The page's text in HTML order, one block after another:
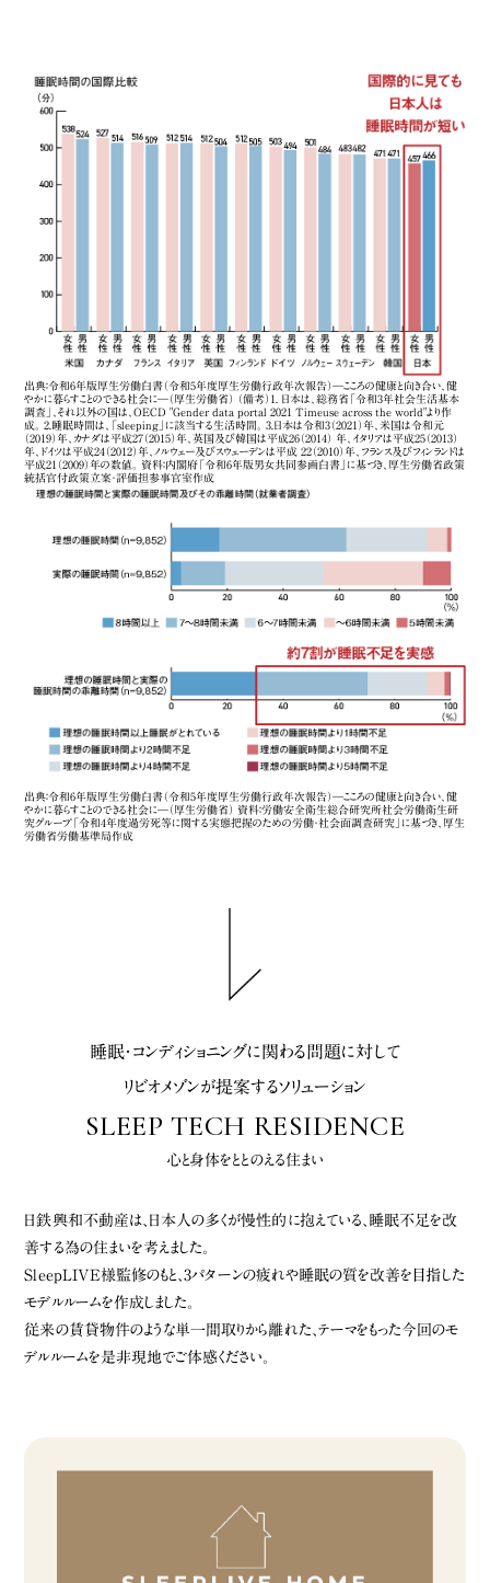
出典：令和6年版厚生労働白書（令和5年度厚生労働行政年次報告）―こころの健康と向き合い、健
やかに暮らすことのできる社会に―（厚生労働省） （備考）1. 日本は、総務省「令和3年社会生活基本
調査」、それ以外の国は、OECD "Gender data portal 2021 Timeuse across the world"より作
成。 2.睡眠時間は、「sleeping」に該当する生活時間。 3.日本は令和3（2021）年、米国は令和元
（2019）年、カナダは平成27（2015）年、英国及び韓国は平成26（2014） 年、イタリアは平成25（2013）
年、ドイツは平成24（2012）年、ノルウェー及びスウェーデンは平成 22（2010）年、フランス及びフィンランドは
平成21（2009）年の数値。 資料：内閣府「令和6年版男女共同参画白書」に基づき、厚生労働省政策
統括官付政策立案・評価担参事官室作成
出典：令和6年版厚生労働白書（令和5年度厚生労働行政年次報告）―こころの健康と向き合い、健
やかに暮らすことのできる社会に―（厚生労働省） 資料：労働安全衛生総合研究所社会労働衛生研
究グループ「令和4年度過労死等に関する実態把握のための労働・社会面調査研究」に基づき、厚生
労働省労働基準局作成
睡眠・コンディショニングに関わる問題に対して
リビオメゾンが提案するソリューション
SLEEP TECH RESIDENCE
心と身体をととのえる住まい
日鉄興和不動産は、日本人の多くが慢性的に抱えている、睡眠不足を改
善する為の住まいを考えました。
SleepLIVE様監修のもと、3パターンの疲れや睡眠の質を改善を目指した
モデルルームを作成しました。
従来の賃貸物件のような単一間取りから離れた、テーマをもった今回のモ
デルルームを是非現地でご体感ください。